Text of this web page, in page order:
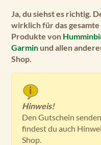
Ja, du siehst es richtig.
wirklich für das
Produkte von
Garmin und allen
Shop.
Hinweis!
Den Gutschein
findest du auch
Shop.